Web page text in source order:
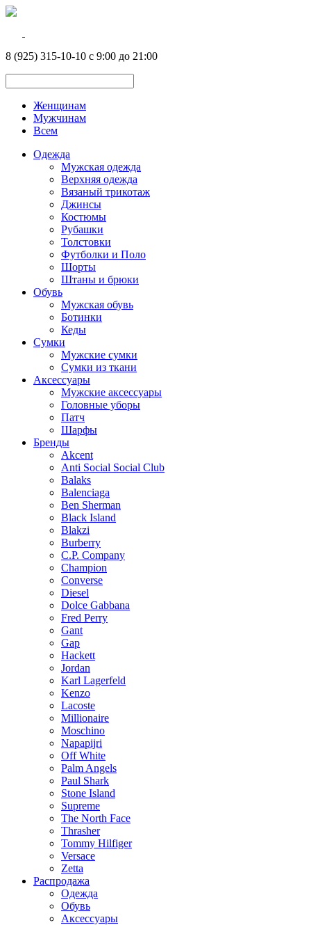
8 (925) 315-10-10 с 9:00 до 21:00
Женщинам
Мужчинам
Всем
Одежда
Мужская одежда
Верхняя одежда
Вязаный трикотаж
Джинсы
Костюмы
Рубашки
Толстовки
Футболки и Поло
Шорты
Штаны и брюки
Обувь
Мужская обувь
Ботинки
Кеды
Сумки
Мужские сумки
Сумки из ткани
Аксессуары
Мужские аксессуары
Головные уборы
Патч
Шарфы
Бренды
Akcent
Anti Social Social Club
Balaks
Balenciaga
Ben Sherman
Black Island
Blakzi
Burberry
C.P. Company
Champion
Converse
Diesel
Dolce Gabbana
Fred Perry
Gant
Gap
Hackett
Jordan
Karl Lagerfeld
Kenzo
Lacoste
Millionaire
Moschino
Napapijri
Off White
Palm Angels
Paul Shark
Stone Island
Supreme
The North Face
Thrasher
Tommy Hilfiger
Versace
Zetta
Распродажа
Одежда
Обувь
Аксессуары